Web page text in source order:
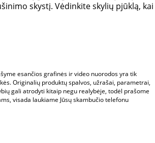
skystį. Vėdinkite skylių pjūklą, kai
esančios grafinės ir video nuorodos yra tik
Originalių produktų spalvos, užrašai, parametrai,
gali atrodyti kitaip negu realybėje, todėl prašome
visada laukiame Jūsų skambučio telefonu